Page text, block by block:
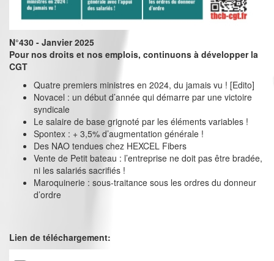
N°430 - Janvier 2025
Pour nos droits et nos emplois, continuons à développer la
CGT
Quatre premiers ministres en 2024, du jamais vu ! [Edito]
Novacel : un début d’année qui démarre par une victoire
syndicale
Le salaire de base grignoté par les éléments variables !
Spontex : + 3,5% d’augmentation générale !
Des NAO tendues chez HEXCEL Fibers
Vente de Petit bateau : l’entreprise ne doit pas être bradée,
ni les salariés sacrifiés !
Maroquinerie : sous-traitance sous les ordres du donneur
d’ordre
Lien de téléchargement: